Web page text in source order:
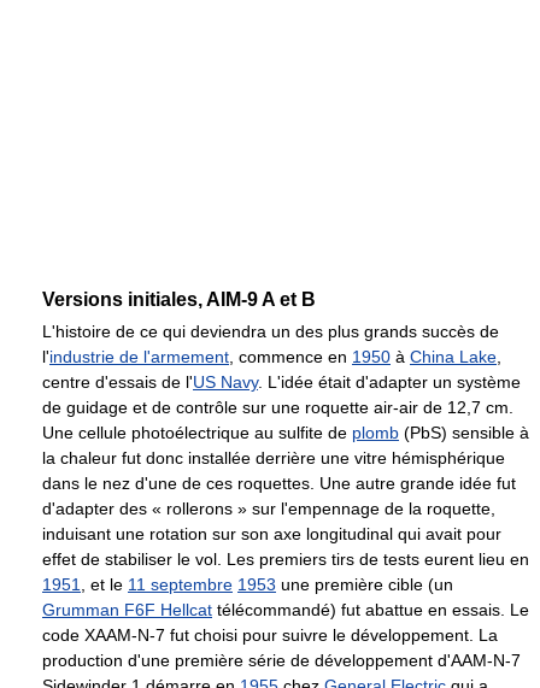
Versions initiales, AIM-9 A et B
L'histoire de ce qui deviendra un des plus grands succès de
l'industrie de l'armement , commence en 1950 à China Lake
centre d'essais de l'US Navy. L'idée était d'adapter un système
de guidage et de contrôle sur une roquette air-air de 12,7 cm
Une cellule photoélectrique au sulfite de plomb (PbS) sensible à
la chaleur fut donc installée derrière une vitre hémisphérique
dans le nez d'une de ces roquettes. Une autre grande idée fut
d'adapter des « rollerons » sur l'empennage de la roquette,
induisant une rotation sur son axe longitudinal qui avait pour
effet de stabiliser le vol. Les premiers tirs de tests eurent lieu en
1951
, et le 11 septembre 1953 une première cible (un
Grumman F6F Hellcat télécommandé) fut abattue en essais. Le
code XAAM-N-7 fut choisi pour suivre le développement. La
production d'une première série de développement d'AAM-N-7